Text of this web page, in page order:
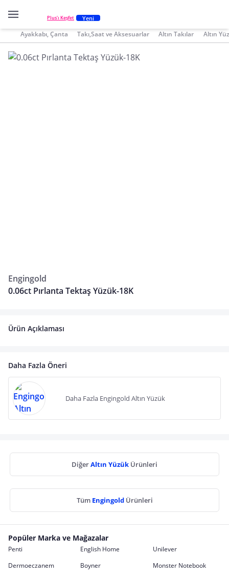
Plus'ı Keşfet Yeni
Ayakkabı, Çanta Takı,Saat ve Aksesuarlar Altın Takılar Altın
Engingold
0.06ct Pırlanta Tektaş Yüzük-18K
Ürün Açıklaması
Daha Fazla Öneri
Daha Fazla Engingold Altın Yüzük
DiğerAltın Yüzük Ürünleri
Tüm Engingold Ürünleri
Popüler Marka ve Mağazalar
Penti English Home
Unilever
Dermoeczanem
Boyner
Monster Notebook